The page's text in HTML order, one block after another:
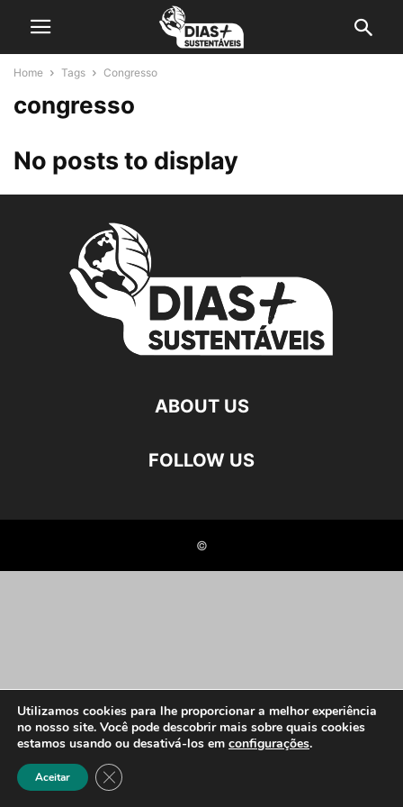
Home Tags Congresso
congresso
No posts to display
ABOUT US
FOLLOW US
©
Utilizamos cookies para lhe proporcionar a melhor experiência
no nosso site. Você pode descobrir mais sobre quais cookies
estamos usando ou desativá-los em configurações.
Aceitar Close GDPR Cookie Banner